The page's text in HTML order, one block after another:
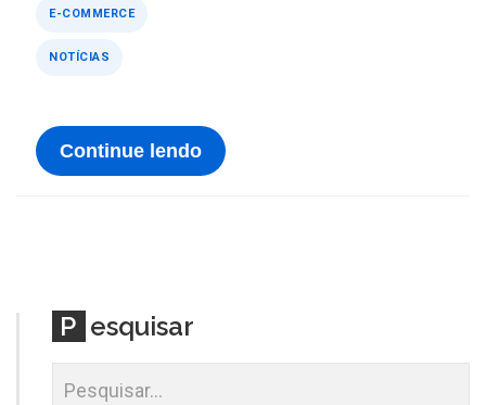
E-COMMERCE
NOTÍCIAS
Continue lendo
P esquisar